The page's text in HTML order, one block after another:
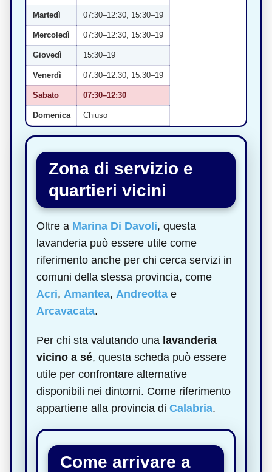
Martedì 07:30–12:30, 15:30–19
Mercoledì 07:30–12:30, 15:30–19
Giovedì 15:30–19
Venerdì 07:30–12:30, 15:30–19
Sabato 07:30–12:30
Domenica Chiuso
Zona di servizio e
quartieri vicini
Oltre a Marina Di Davoli, questa
lavanderia può essere utile come
riferimento anche per chi cerca servizi in
comuni della stessa provincia, come
Acri, Amantea, Andreotta e
Arcavacata.
Per chi sta valutando una lavanderia
vicino a sé, questa scheda può essere
utile per confrontare alternative
disponibili nei dintorni. Come riferimento
appartiene alla provincia di Calabria.
Come arrivare a